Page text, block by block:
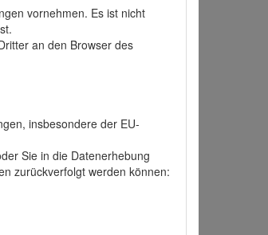
vornehmen. Es ist nicht
an den Browser des
insbesondere der EU-
Sie in die Datenerhebung
zurückverfolgt werden können: